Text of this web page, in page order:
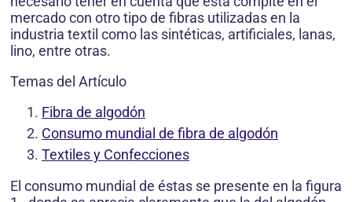
mercado con otro tipo de fibras utilizadas en la
industria textil como las sintéticas, artificiales, lanas,
lino, entre otras.
Temas del Artículo
Fibra de algodón
Consumo mundial de fibra de algodón
Textiles y Confecciones
El consumo mundial de éstas se presente en la figura